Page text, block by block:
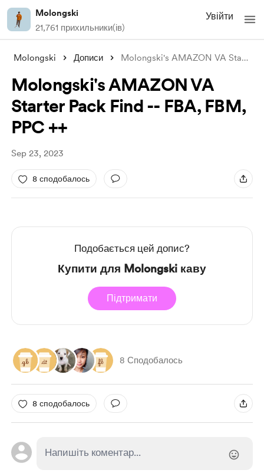
Molongski
21,761 прихильники(ів)
Увійти
Molongski Дописи Molongski's AMAZON VA Starter Pack
Molongski's AMAZON VA
Starter Pack Find -- FBA, FBM,
PPC ++
Sep 23, 2023
8 сподобалось
Подобається цей допис?
Купити для Molongski каву
Підтримати
8 Сподобалось
8 сподобалось